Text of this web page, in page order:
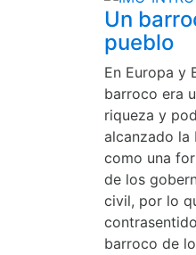
Un
pueblo
En Europa y
barroco era
riqueza y
alcanzado la
como una
de los
civil, por lo
barroco de